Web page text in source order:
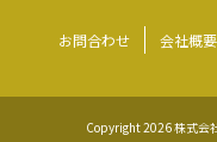
お問合わせ 会社概要
Copyright 2026 株式会